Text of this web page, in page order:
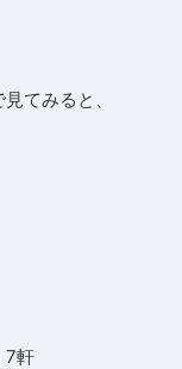
てみると、
7軒